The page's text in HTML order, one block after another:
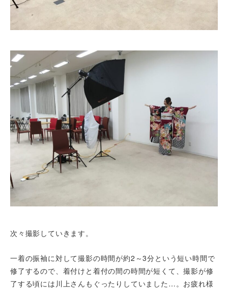
次々撮影していきます。
一着の振袖に対して撮影の時間が約2～3分という短い時間で
修了するので、着付けと着付の間の時間が短くて、撮影が修
了する頃には川上さんもぐったりしていました…。お疲れ様